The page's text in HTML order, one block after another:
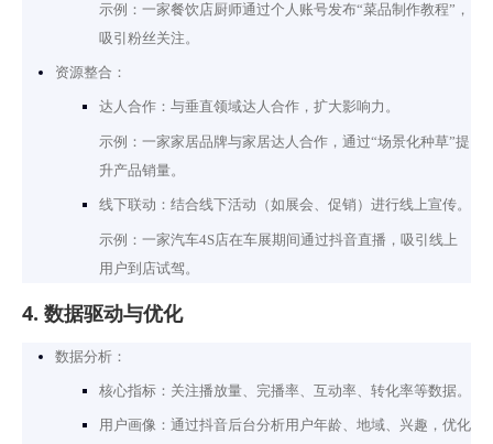
示例：一家餐饮店厨师通过个人账号发布“菜品制作教程”，
吸引粉丝关注。
资源整合：
达人合作：与垂直领域达人合作，扩大影响力。
示例：一家家居品牌与家居达人合作，通过“场景化种草”提
升产品销量。
线下联动：结合线下活动（如展会、促销）进行线上宣传。
示例：一家汽车4S店在车展期间通过抖音直播，吸引线上
用户到店试驾。
4. 数据驱动与优化
数据分析：
核心指标：关注播放量、完播率、互动率、转化率等数据。
用户画像：通过抖音后台分析用户年龄、地域、兴趣，优化